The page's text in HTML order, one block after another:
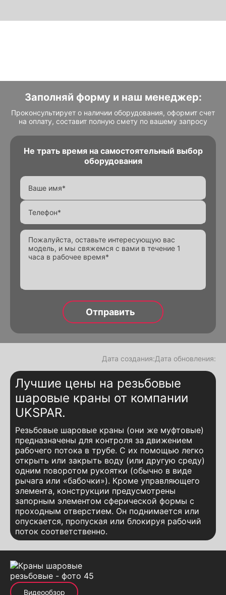
Заполняй форму и наш менеджер:
Проконсультирует о наличии оборудования, оформит счет
на оплату, составит полную смету по вашему запросу
Не трать время на самостоятельный выбор
оборудования
Дата создания:Дата обновления:
Лучшие цены на резьбовые
шаровые краны от компании
UKSPAR.
Резьбовые шаровые краны (они же муфтовые)
предназначены для контроля за движением
рабочего потока в трубе. С их помощью легко
открыть или закрыть воду (или другую среду)
одним поворотом рукоятки (обычно в виде
рычага или «бабочки»). Кроме управляющего
элемента, конструкции предусмотрены
запорным элементом сферической формы с
проходным отверстием. Он поднимается или
опускается, пропуская или блокируя рабочий
поток соответственно.
Резьбовой шаровой кран для воды широко
применяется в системах водоснабжения,
отопления и газовых трубопроводов благодаря
высокой герметичности и надежности
конструкции.
Видеообзор